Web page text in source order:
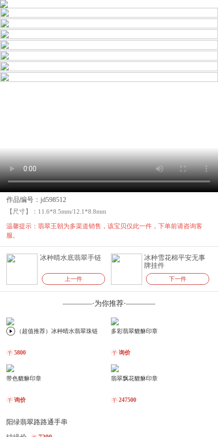
阳绿翡翠路路通手串
作品编号：jd598512
【尺寸】： 11.6*8.5mm/12.1*8.8mm
温馨提示：翡翠王朝为多渠道销售，该宝贝仅此一件，下单前请咨询客
服。
冰种晴水底翡翠手链
上一件
冰种雪花棉平安无事
牌挂件
下一件
————·为你推荐·————
（超值推荐）冰种晴水翡翠珠链
5800
多彩翡翠貔貅印章
询价
带色貔貅印章
询价
翡翠飘花貔貅印章
247500
冰飘花仿古龙印章